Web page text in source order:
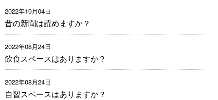
2022年10月04日
昔の新聞は読めますか？
2022年08月24日
飲食スペースはありますか？
2022年08月24日
自習スペースはありますか？